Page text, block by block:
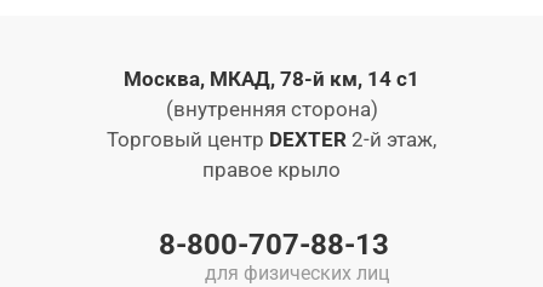
Москва, МКАД, 78-й км, 14 с1
(внутренняя сторона)
Торговый центр DEXTER 2-й этаж,
правое крыло
8-800-707-88-13
для физических лиц